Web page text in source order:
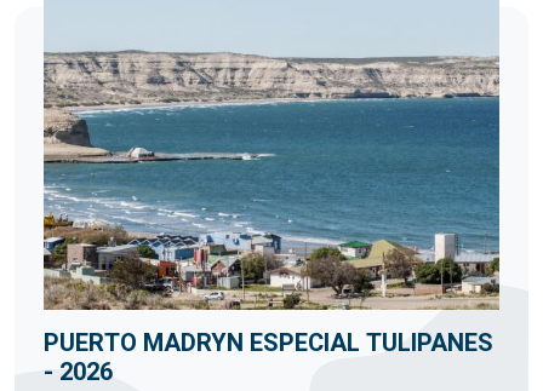
PUERTO MADRYN ESPECIAL TULIPANES
- 2026